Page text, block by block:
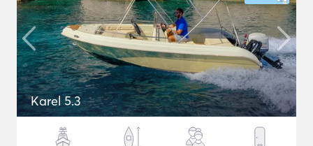
Karel 5.3